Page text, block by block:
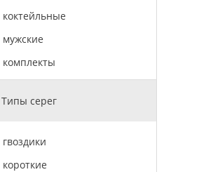
коктейльные
мужские
комплекты
Типы серег
гвоздики
короткие